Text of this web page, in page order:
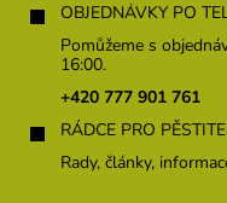
OBJEDNÁVKY PO
Pomůžeme s
16:00.
+420 777 901 761
RÁDCE PRO
Rady, články,